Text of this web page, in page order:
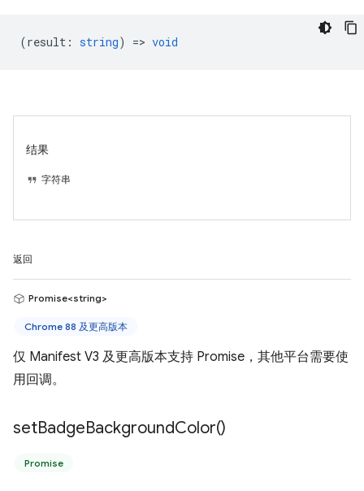
(result : string) => void
结果
字符串
返回
Promise<string>
Chrome 88 及更高版本
仅 Manifest V3 及更高版本支持 Promise，其他平台需要使
用回调。
setBadgeBackgroundColor()
Promise